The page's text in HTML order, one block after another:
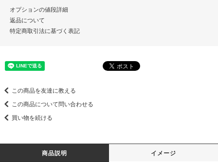
オプションの値段詳細
返品について
特定商取引法に基づく表記
この商品を友達に教える
この商品について問い合わせる
買い物を続ける
商品説明 イメージ